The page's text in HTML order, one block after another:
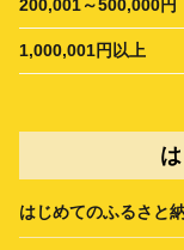
200,001～500,000円
1,000,001円以上
はじめてのふるさと